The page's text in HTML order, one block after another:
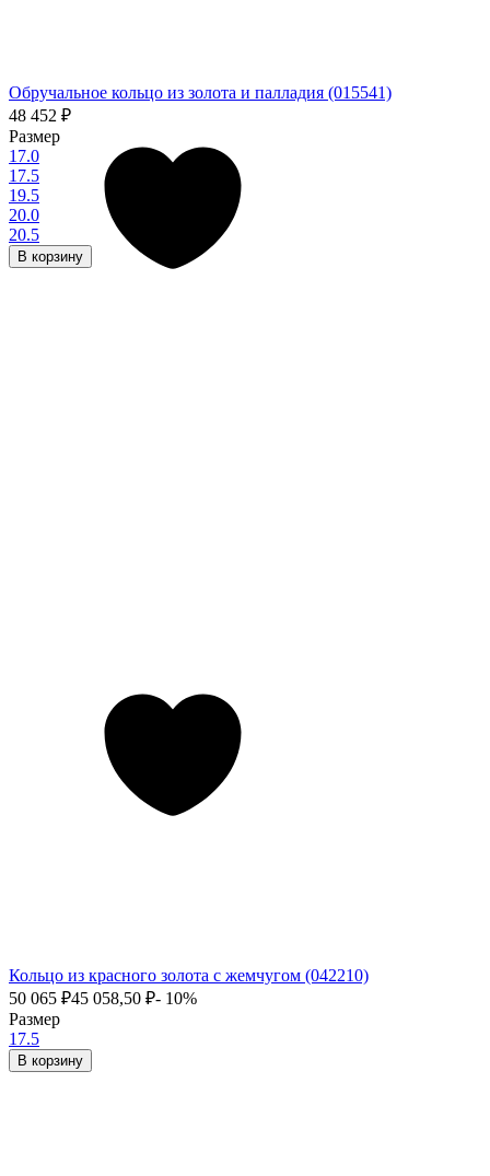
Обручальное кольцо из золота и палладия (015541)
48 452 ₽
Размер
17.0
17.5
19.5
20.0
20.5
В корзину
Кольцо из красного золота с жемчугом (042210)
50 065 ₽45 058,50 ₽- 10%
Размер
17.5
В корзину